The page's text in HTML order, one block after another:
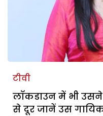
टीवी
लाॅकडाउन में भी
से दूर जानें उस